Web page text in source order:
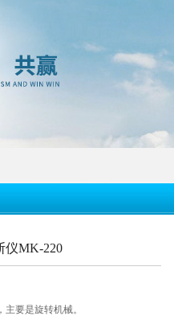
仪MK-220
要是旋转机械。